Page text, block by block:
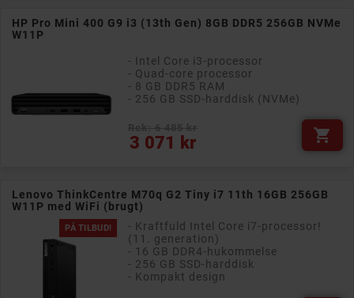
HP Pro Mini 400 G9 i3 (13th Gen) 8GB DDR5 256GB NVMe
W11P
- Intel Core i3-processor
- Quad-core processor
- 8 GB DDR5 RAM
- 256 GB SSD-harddisk (NVMe)
3 071 kr
Pris 
Lenovo ThinkCentre M70q G2 Tiny i7 11th 16GB 256GB
W11P med WiFi (brugt)
PÅ TILBUD!
- Kraftfuld Intel Core i7-processor!
(11. generation)
- 16 GB DDR4-hukommelse
- 256 GB SSD-harddisk
- Kompakt design